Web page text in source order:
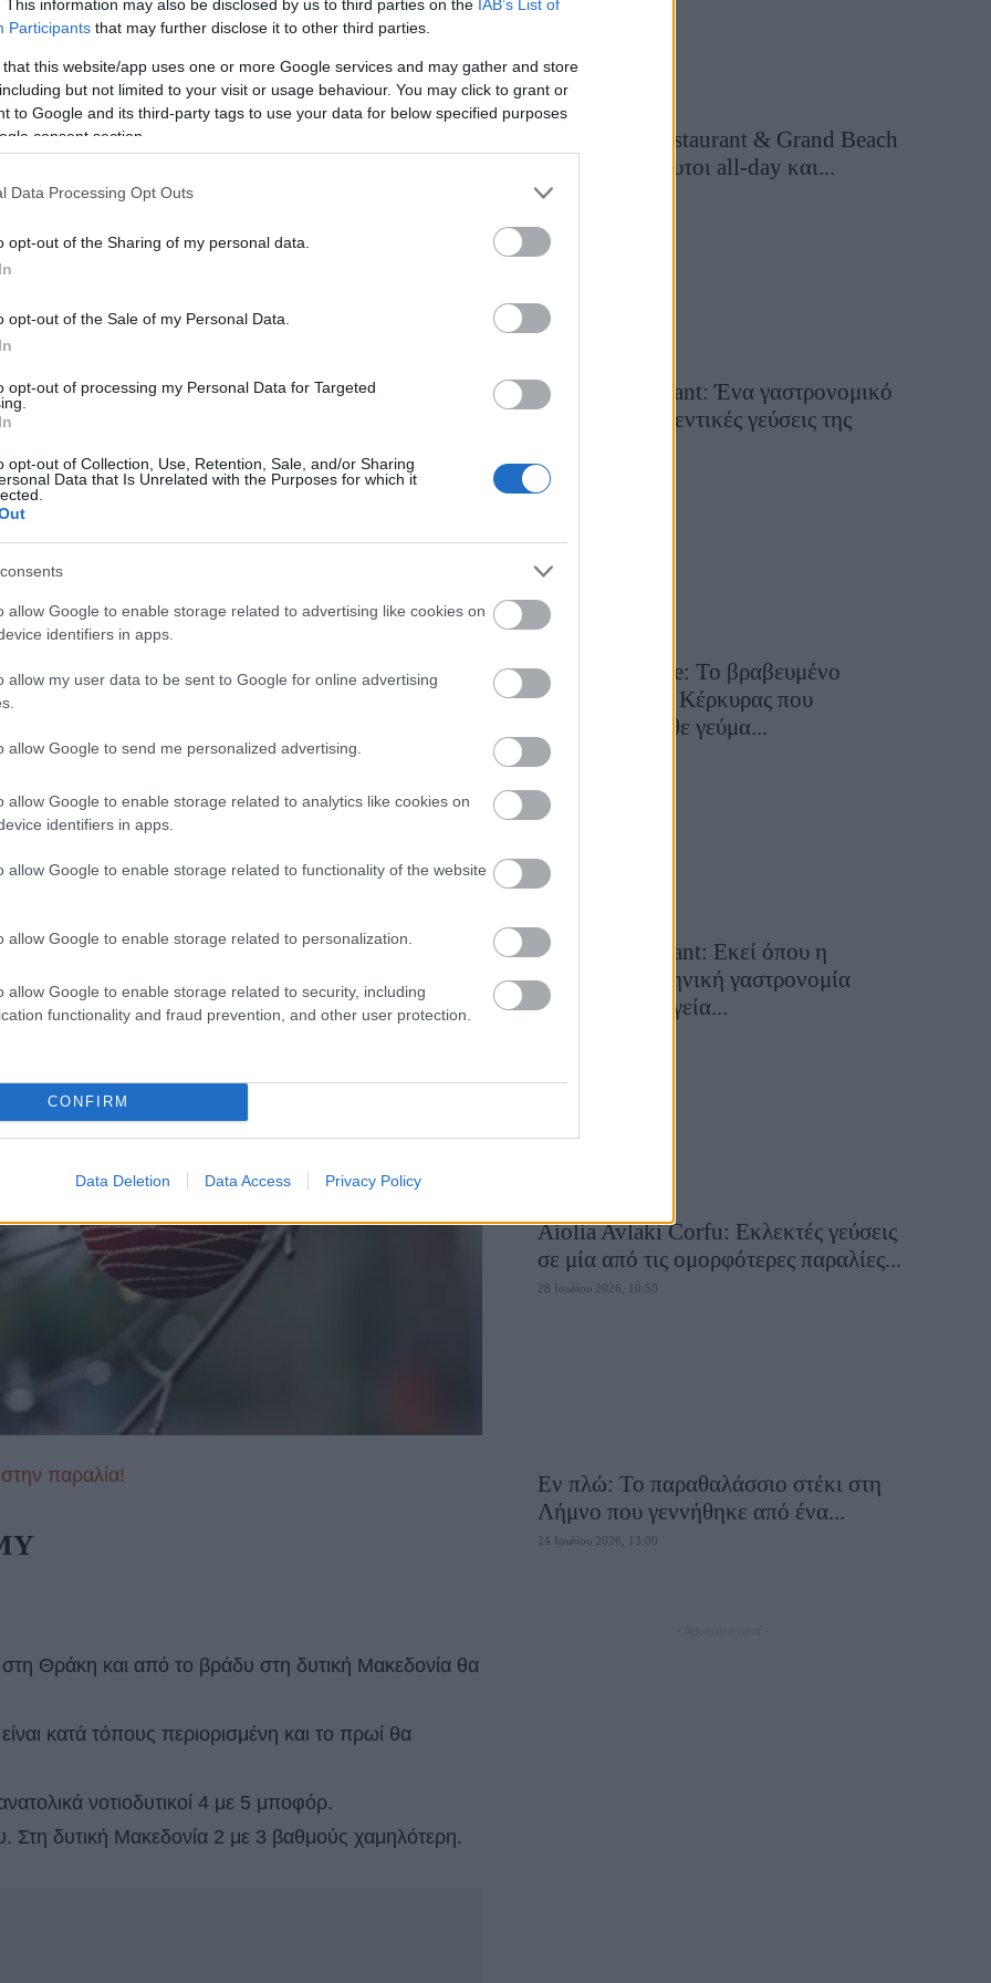
This information may also be disclosed by us to third parties on the IAB’s List of
Participants that may further disclose it to other third parties.
that this website/app uses one or more Google services and may gather and store
but not limited to your visit or usage behaviour. You may click to grant or
to Google and its third-party tags to use your data for below specified purposes
consent section.
Data Processing Opt Outs
opt-out of the Sharing of my personal data.
opt-out of the Sale of my Personal Data.
opt-out of processing my Personal Data for Targeted
opt-out of Collection, Use, Retention, Sale, and/or Sharing
Data that Is Unrelated with the Purposes for which it
allow Google to enable storage related to advertising like cookies on
identifiers in apps.
allow my user data to be sent to Google for online advertising
allow Google to send me personalized advertising.
allow Google to enable storage related to analytics like cookies on
identifiers in apps.
allow Google to enable storage related to functionality of the website
allow Google to enable storage related to personalization.
allow Google to enable storage related to security, including
functionality and fraud prevention, and other user protection.
CONFIRM
Data Deletion Data Access Privacy Policy
-
θα είναι κατά τόπους περιορισμένη, ενώ
παραλία!
Θράκη και από το βράδυ στη δυτική Μακεδονία θα
κατά τόπους περιορισμένη και το πρωί θα
νοτιοδυτικοί 4 με 5 μποφόρ.
δυτική Μακεδονία 2 με 3 βαθμούς χαμηλότερη.
Grand Asia Restaurant & Grand Beach
Club: Οι απόλυτοι all-day και...
2 ώρες πριν
Tsapis Restaurant: Ένα γαστρονομικό
ταξίδι στις αυθεντικές γεύσεις της
29 Ιουλίου 2026, 9:54
Toula’s Seaside: Το βραβευμένο
εστιατόριο της Κέρκυρας που
μετατρέπει κάθε γεύμα...
28 Ιουλίου 2026, 11:05
Cavos Restaurant: Εκεί όπου η
αυθεντική ελληνική γαστρονομία
συναντά τη μαγεία...
Aiolia Avlaki Corfu: Εκλεκτές γεύσεις
σε μία από τις ομορφότερες παραλίες...
28 Ιουλίου 2026, 10:50
Εν πλώ: Το παραθαλάσσιο στέκι στη
Λήμνο που γεννήθηκε από ένα...
24 Ιουλίου 2026, 13:00